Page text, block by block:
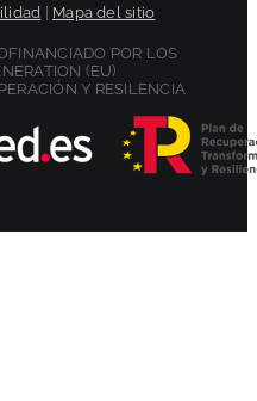
Mapa del sitio
POR LOS
(EU)
Y RESILENCIA